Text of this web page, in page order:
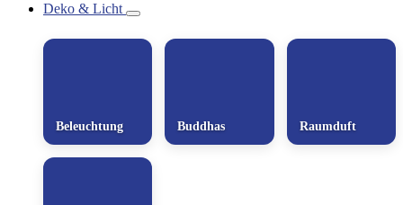
Deko & Licht
Beleuchtung Buddhas Raumduft